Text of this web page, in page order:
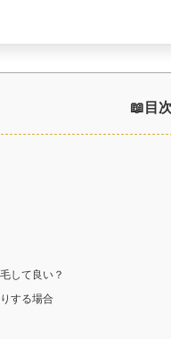
目次
して良い？
する場合